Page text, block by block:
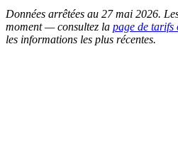
Données arrêtées au 27 mai 2026.
moment — consultez la page de tarifs
les informations les plus récentes.